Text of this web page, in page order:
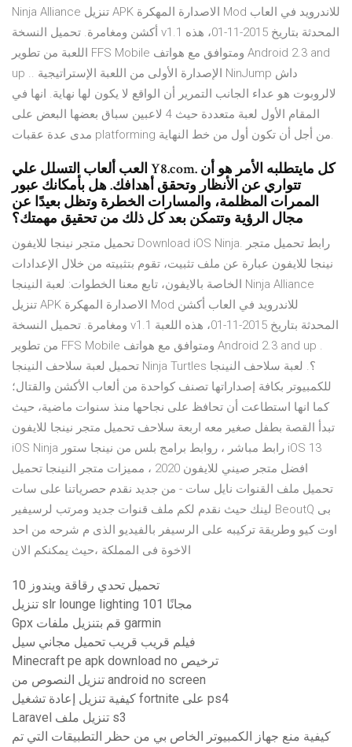
Ninja Alliance تنزيل APK الاصدارة المهكرة Mod للاندرويد في العاب
أكشن ومغامرة. تحميل النسخة v1.1 المحدثة بتاريخ 2015-11-01، هذه
اللعبة من تطوير FFS Mobile ومتوافق مع هواتف Android 2.3 and
up .. الإصدارة الأولى من اللعبة الإستراتيجية NinJump داش
لالروبوت هو عداء الجانب التمرير أن الواقع لا يكون لها نهاية. انها في
المقام الأول لعبة متعددة حيث 4 لاعبين سباق بعضها البعض على
مدى عدة عقبات platforming من أجل أن تكون أول من خط النهاية.
العب ألعاب التسلل علي Y8.com. كل مايتطلبه الأمر هو أن
تتواري عن الأنظار وتحقق أهدافك. هل بأمكانك عبور
الممرات المظلمة، والمسارات الخطرة وتظل بعيدًا عن
مجال الرؤية وتتمكن بعد كل ذلك من تحقيق مهمتك؟
تحميل متجر نينجا للايفون Download iOS Ninja. رابط تحميل متجر
نينجا للايفون عبارة عن ملف تثبيت، تقوم بتثبيته من خلال الإعدادات
الخاصة بالايفون، تابع معنا الخطوات: لعبة النينجا Ninja Alliance
تنزيل APK الاصدارة المهكرة Mod للاندرويد في العاب أكشن
ومغامرة. تحميل النسخة v1.1 المحدثة بتاريخ 2015-11-01، هذه اللعبة
من تطوير FFS Mobile ومتوافق مع هواتف Android 2.3 and up .
تحميل لعبة سلاحف النينجا Ninja Turtles ؟. لعبة سلاحف النينجا
للكمبيوتر بكافة إصداراتها تصنف كواحدة من ألعاب الأكشن والقتال؛
كما انها استطاعت أن تحافظ على نجاحها منذ سنوات ماضية، حيث
تبدأ القصة بطفل صغير معه اربعة سلاحف تحميل متجر نينجا للايفون
iOS Ninja رابط مباشر ، روابط برامج بلس من نينجا ستور iOS 13
افضل متجر صيني للايفون 2020 ، مميزات متجر النينجا تحميل
تحميل ملف القنوات نايل سات - من جديد نقدم حصرياتنا على سات
لينك حيث نقدم لكم ملف قنوات جديد ومرتب لرسيفير BeoutQ بى
اوت كيو وطريقة تركيبه على الرسيفر بالفيديو الذى م شرحه من احد
الاخوة فى المملكة ،حيث يمكنكم الان
تحميل تحدي رقاقة ويندوز 10
تنزيل slr lounge lighting 101 مجانًا
Gpx قم بتنزيل ملفات garmin
فيلم قريب قريب تحميل مجاني سيل
Minecraft pe apk download no ترخيص
تنزيل النصوص من android no screen
كيفية تنزيل إعادة تشغيل fortnite على ps4
Laravel تنزيل ملف s3
كيفية منع جهاز الكمبيوتر الخاص بي من حظر التطبيقات التي تم